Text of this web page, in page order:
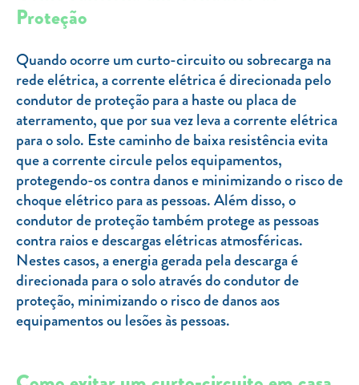
Clientes com necessidades especiais
Clientes prioritários
Resolução alternativa de litígios
Proteção
Quando ocorre um curto-circuito ou sobrecarga na
rede elétrica, a corrente elétrica é direcionada pelo
condutor de proteção para a haste ou placa de
aterramento, que por sua vez leva a corrente elétrica
para o solo. Este caminho de baixa resistência evita
que a corrente circule pelos equipamentos,
protegendo-os contra danos e minimizando o risco de
choque elétrico para as pessoas. Além disso, o
condutor de proteção também protege as pessoas
contra raios e descargas elétricas atmosféricas.
Nestes casos, a energia gerada pela descarga é
direcionada para o solo através do condutor de
proteção, minimizando o risco de danos aos
equipamentos ou lesões às pessoas.